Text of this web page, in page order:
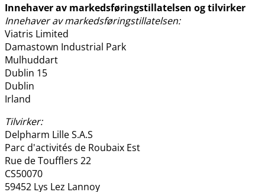
Innehaver av markedsføringstillatelsen og tilvirker
Innehaver av markedsføringstillatelsen:
Viatris Limited
Damastown Industrial Park
Mulhuddart
Dublin 15
Dublin
Irland
Tilvirker:
Delpharm Lille S.A.S
Parc d'activités de Roubaix Est
Rue de Toufflers 22
CS50070
59452 Lys Lez Lannoy